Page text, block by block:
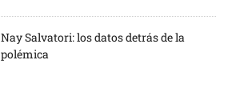
Nay Salvatori: los datos detrás de la
polémica